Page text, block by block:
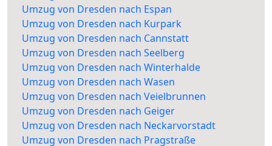
Umzug von Dresden nach Espan
Umzug von Dresden nach Kurpark
Umzug von Dresden nach Cannstatt
Umzug von Dresden nach Seelberg
Umzug von Dresden nach Winterhalde
Umzug von Dresden nach Wasen
Umzug von Dresden nach Veielbrunnen
Umzug von Dresden nach Geiger
Umzug von Dresden nach Neckarvorstadt
Umzug von Dresden nach Pragstraße